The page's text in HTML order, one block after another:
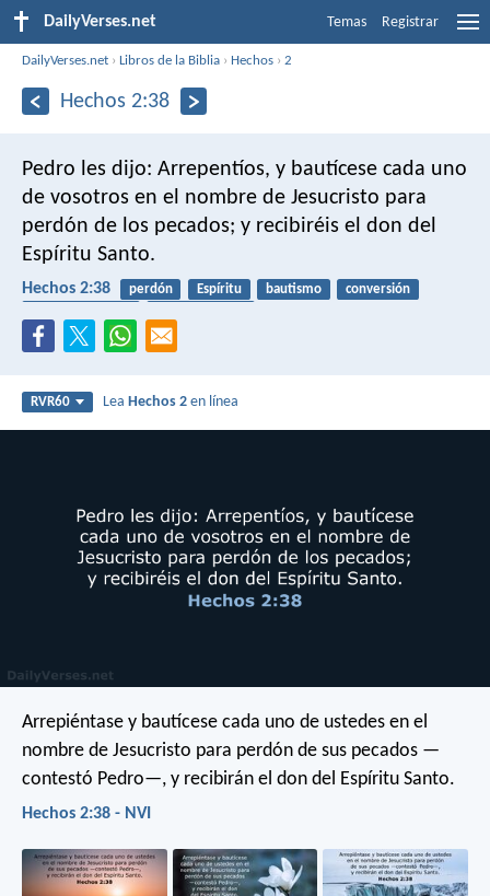
DailyVerses.net Temas Registrar
DailyVerses.net ›Libros de la Biblia › Hechos ›2
Hechos 2:38
Pedro les dijo: Arrepentíos, y bautícese cada uno
de vosotros en el nombre de Jesucristo para
perdón de los pecados; y recibiréis el don del
Espíritu Santo.
Hechos 2:38 perdón Espíritu bautismo
conversión
RVR60 LeaHechos 2 en línea
Arrepiéntase y bautícese cada uno de ustedes en el
nombre de Jesucristo para perdón de sus pecados —
contestó Pedro—, y recibirán el don del Espíritu Santo.
Hechos 2:38 - NVI